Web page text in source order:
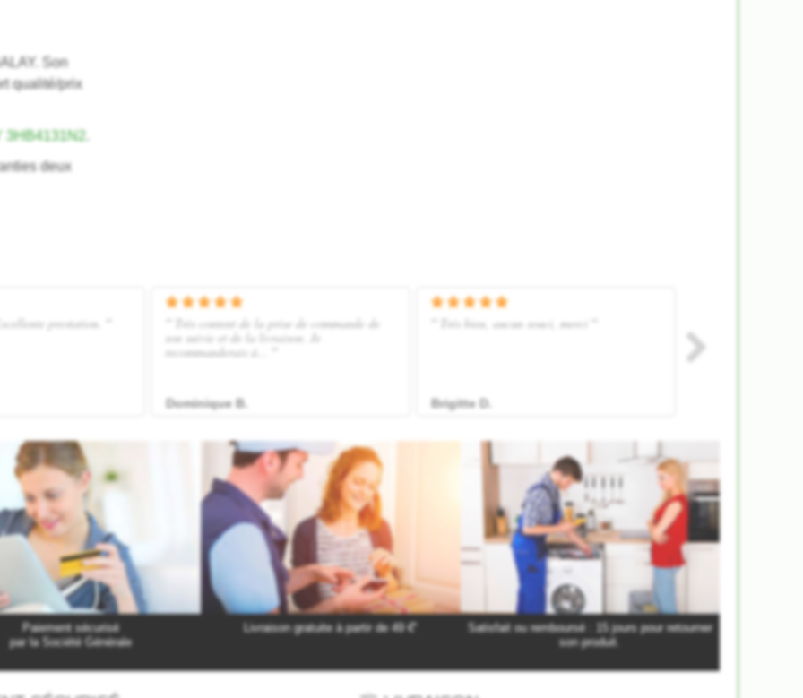
Son
qualité/prix
3HB4131N2
deux
Paiement sécurisé
par la Société Générale
Livraison gratuite à partir de 49 €*
Satisfait ou remboursé : 15 jours pour retourner
son produit.